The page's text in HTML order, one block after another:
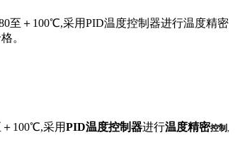
至＋100℃,采用PID温度控制器进行温度精密
。
＋100℃,采用PID温度控制器进行温度精密控制,